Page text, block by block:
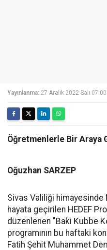
Yayınlanma: 27 Aralık 2022 Salı 07:00
Öğretmenlerle Bir Araya
Oğuzhan SARZEP
Sivas Valiliği
hayata geçirilen HEDEF
düzenlenen "Baki Kubbe
programının bu haftaki
Fatih Şehit Muhammet